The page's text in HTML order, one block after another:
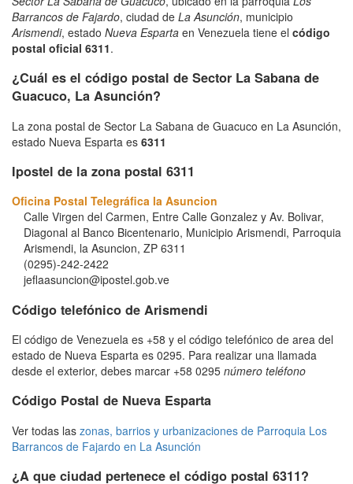
Barrancos de Fajardo, ciudad de La Asunción, municipio
Arismendi, estado Nueva Esparta en Venezuela tiene el código
postal oficial 6311.
¿Cuál es el código postal de Sector La Sabana de
Guacuco, La Asunción?
La zona postal de Sector La Sabana de Guacuco en La Asunción,
estado Nueva Esparta es 6311
Ipostel de la zona postal 6311
Oficina Postal Telegráfica la Asuncion
Calle Virgen del Carmen, Entre Calle Gonzalez y Av. Bolivar,
Diagonal al Banco Bicentenario, Municipio Arismendi, Parroquia
Arismendi, la Asuncion, ZP 6311
(0295)-242-2422
jeflaasuncion@ipostel.gob.ve
Código telefónico de Arismendi
El código de Venezuela es +58 y el código telefónico de area del
estado de Nueva Esparta es 0295. Para realizar una llamada
desde el exterior, debes marcar +58 0295 número teléfono
Código Postal de Nueva Esparta
Ver todas las zonas, barrios y urbanizaciones de Parroquia Los
Barrancos de Fajardo en La Asunción
¿A que ciudad pertenece el código postal 6311?